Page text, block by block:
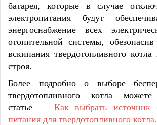
батарея, которые в случае
электропитания будут
энергоснабжение всех
отопительной системы,
вскипания твердотопливного
строя.
Более подробно о выборе
твердотопливного котла
статье — Как выбрать источник
питания для твердотопливного котла.